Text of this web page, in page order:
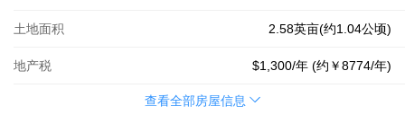
土地面积 2.58英亩(约1.04公顷)
地产税 $1,300/年 (约 ￥8774/年)
查看全部房屋信息